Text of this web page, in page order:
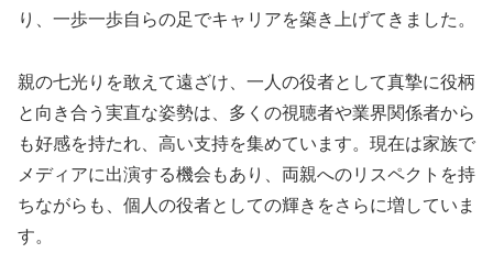
り、一歩一歩自らの足でキャリアを築き上げてきました。
親の七光りを敢えて遠ざけ、一人の役者として真摯に役柄
と向き合う実直な姿勢は、多くの視聴者や業界関係者から
も好感を持たれ、高い支持を集めています。現在は家族で
メディアに出演する機会もあり、両親へのリスペクトを持
ちながらも、個人の役者としての輝きをさらに増していま
す。